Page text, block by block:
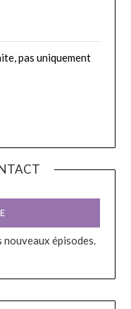
pas uniquement
épisodes.